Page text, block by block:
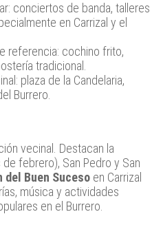
conciertos de banda, talleres
en Carrizal y el
referencia: cochino frito,
tradicional.
plaza de la Candelaria,
Burrero.
vecinal. Destacan la
de febrero), San Pedro y San
del Buen Suceso en Carrizal
música y actividades
en el Burrero.